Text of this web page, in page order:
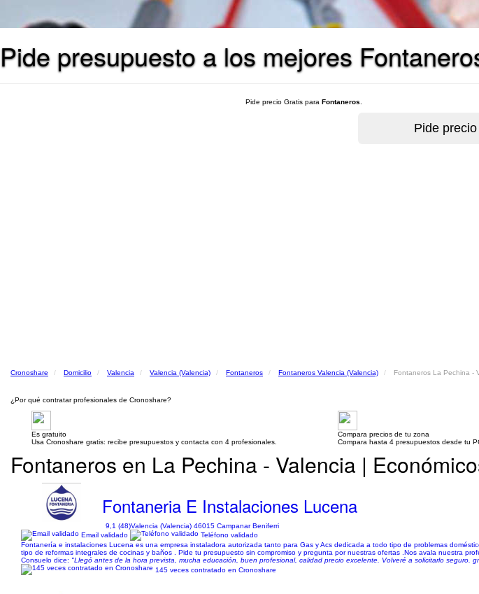
Pide presupuesto a los mejores
Pide precio Gratis para Fontaneros
Cronoshare Domicilio Valencia Valencia (Valencia) Fontaneros Fontaneros Valencia (Valencia) Fontaneros La Pechina -
¿Por qué contratar profesionales de Cronoshare?
Es gratuito
Usa Cronoshare gratis: recibe presupuestos y contacta con 4 profesionales.
Compara precios de tu zona
Compara hasta 4 presupuestos desde tu
Fontaneros en La Pechina - Valencia |
Fontaneria E Instalaciones Lucena
9,1 (48)Valencia (Valencia) 46015 Campanar Beniferri
Email validado
Teléfono validado
Fontanería e instalaciones Lucena es una empresa instaladora autorizada tanto para Gas y Acs dedicada a todo tipo de problemas
tipo de reformas integrales de cocinas y baños . Pide tu presupuesto sin compromiso y pregunta por nuestras ofertas .Nos avala nuestra
Consuelo dice: "Llegó antes de la hora prevista, mucha educación, buen profesional, calidad precio excelente. Volveré a solicitarlo seguro.
145 veces contratado en Cronoshare